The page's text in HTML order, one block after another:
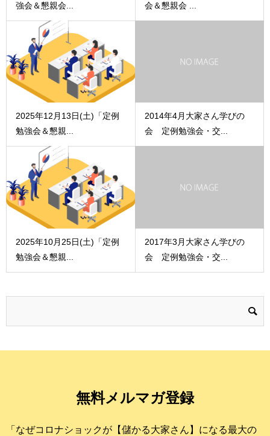
強会＆懇親会...
会＆懇親会 ...
2025年12月13日(土)「定例
勉強会＆懇親...
2014年4月大家さん学びの
会 定例勉強会・交...
2025年10月25日(土)「定例
勉強会＆懇親...
2017年3月大家さん学びの
会 定例勉強会・交...
無料メルマガ登録
「なぜコロナショックが【儲かる大家さん】になる最大の